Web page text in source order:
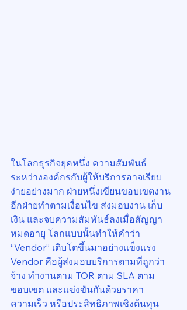
ในโลกธุรกิจยุคหนึ่ง ความสัมพันธ์
ระหว่างองค์กรกับผู้ให้บริการอาจเรียบ
ง่ายอย่างมาก ฝ่ายหนึ่งเขียนขอบเขตงาน
อีกฝ่ายทำตามเงื่อนไข ส่งมอบงาน เก็บ
เงิน และจบความสัมพันธ์ลงเมื่อสัญญา
หมดอายุ โลกแบบนั้นทำให้คำว่า
“Vendor” เติบโตขึ้นมาอย่างแข็งแรง
Vendor คือผู้ส่งมอบบริการตามที่ถูกว่า
จ้าง ทำงานตาม TOR ตาม SLA ตาม
ขอบเขต และแข่งขันกันด้วยราคา
ความเร็ว หรือประสิทธิภาพเชิงต้นทุน